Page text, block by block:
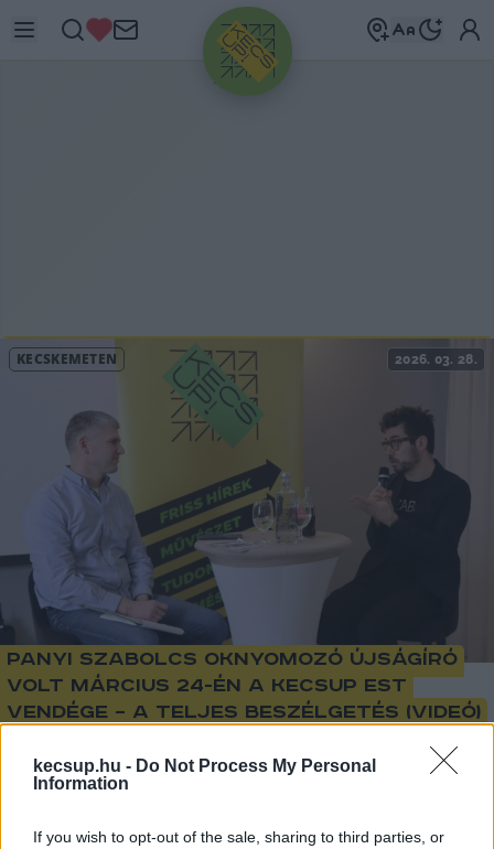
kecsup.hu - Do Not Process My Personal
Information
If you wish to opt-out of the sale, sharing to third parties, or
HIRDETÉS
KECSKEMÉTEN 2026. 03. 28.
Panyi Szabolcs oknyomozó újságíró
volt március 24-én a KecsUP Est
vendége – a teljes beszélgetés (videó)
BI Barna Imre Yossarian Követés